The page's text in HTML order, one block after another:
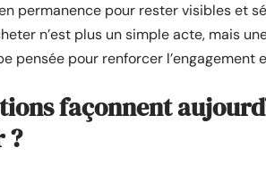
permanence pour rester visibles et
n’est plus un simple acte, mais
pensée pour renforcer l’engagement
façonnent
?